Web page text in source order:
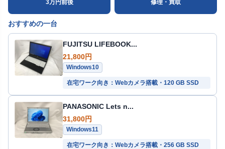
3万円前後 修理・買取
おすすめの一台
FUJITSU LIFEBOOK...
21,800円
Windows10
在宅ワーク向き：Webカメラ搭載・120 GB SSD
PANASONIC Lets n...
31,800円
Windows11
在宅ワーク向き：Webカメラ搭載・256 GB SSD